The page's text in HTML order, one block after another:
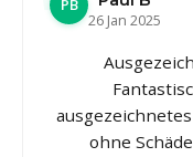
PB
26 Jan 2025
ohne